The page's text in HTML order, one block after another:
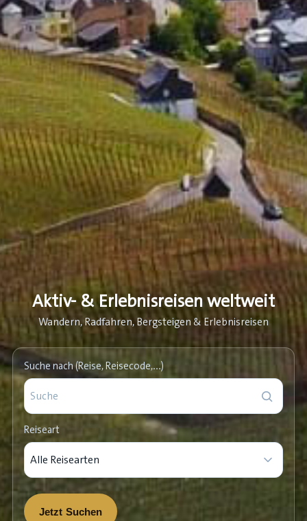
Aktiv- & Erlebnisreisen weltweit
Wandern, Radfahren, Bergsteigen & Erlebnisreisen
Suche nach (Reise, Reisecode,…)
Reiseart
Jetzt Suchen